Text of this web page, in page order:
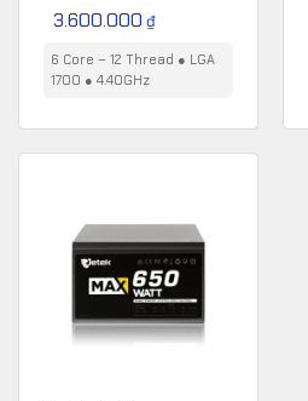
Luồng / 18MB / LGA 1700
3.600.000 ₫
6 Core – 12 Thread ● LGA
1700 ● 4.40GHz